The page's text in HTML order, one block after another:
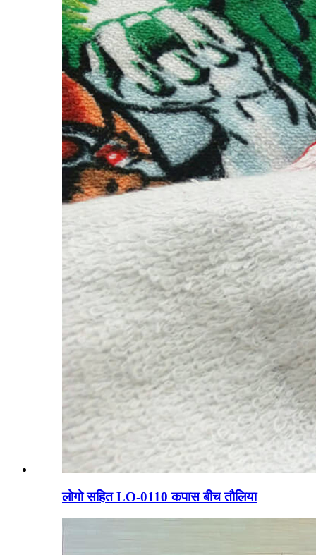
लोगो सहित LO-0110 कपास बीच तौलिया